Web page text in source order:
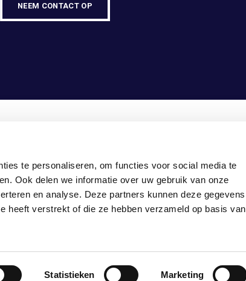
te personaliseren, om functies voor social media te
Ook delen we informatie over uw gebruik van onze
en analyse. Deze partners kunnen deze gegevens
heeft verstrekt of die ze hebben verzameld op basis van
Statistieken Marketing
NEEM CONTACT OP